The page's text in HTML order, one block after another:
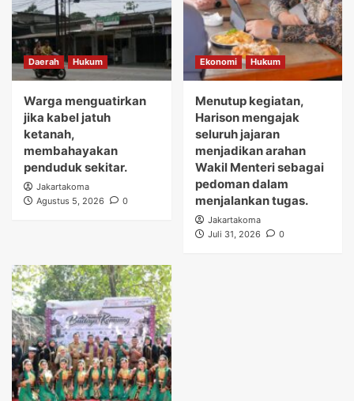
Daerah Hukum
Warga menguatirkan
jika kabel jatuh
ketanah,
membahayakan
penduduk sekitar.
Jakartakoma
Agustus 5, 2026
0
Ekonomi Hukum
Menutup kegiatan,
Harison mengajak
seluruh jajaran
menjadikan arahan
Wakil Menteri sebagai
pedoman dalam
menjalankan tugas.
Jakartakoma
Juli 31, 2026
0